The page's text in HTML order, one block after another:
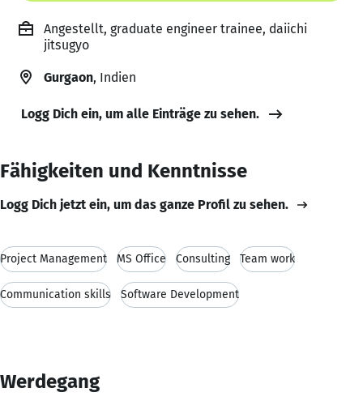
Angestellt, graduate engineer trainee, daiichi
jitsugyo
Gurgaon, Indien
Logg Dich ein, um alle Einträge zu sehen.
Fähigkeiten und Kenntnisse
Logg Dich jetzt ein, um das ganze Profil zu sehen.
Project Management MS Office Consulting Team work
Communication skills Software Development
Werdegang